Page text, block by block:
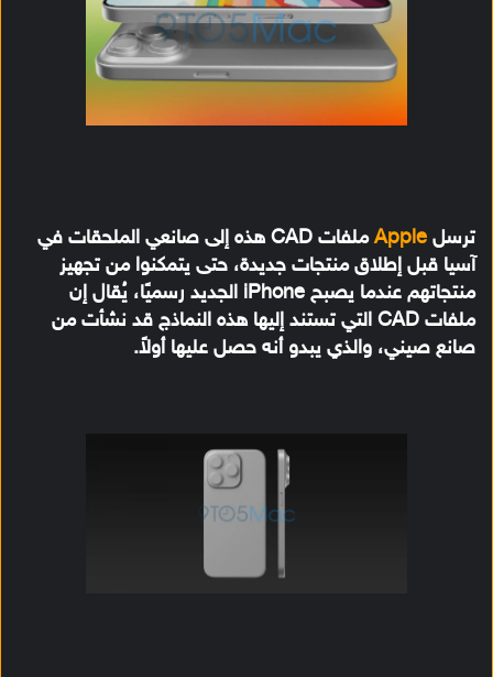
ترسل Apple
ملفات CAD هذه إلى صانعي الملحقات في
آسيا قبل إطلاق منتجات جديدة، حتى يتمكنوا من تجهيز
منتجاتهم عندما يصبح iPhone الجديد رسميًا، يُقال إن
ملفات CAD التي تستند إليها هذه النماذج قد نشأت من
صانع صيني، والذي يبدو أنه حصل عليها أولاً.